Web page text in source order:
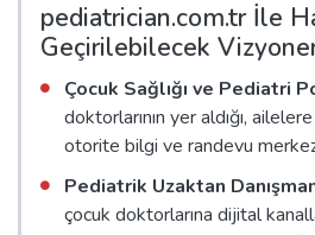
pediatrician.com.tr İle
Geçirilebilecek
Çocuk Sağlığı ve Pediatri
doktorlarının yer aldığı,
otorite bilgi ve randevu
Pediatrik Uzaktan
çocuk doktorlarına dijital